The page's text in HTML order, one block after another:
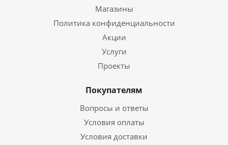
Магазины
Политика конфиденциальности
Акции
Услуги
Проекты
Покупателям
Вопросы и ответы
Условия оплаты
Условия доставки